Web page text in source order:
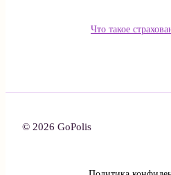
Что такое
© 2026 GoPolis